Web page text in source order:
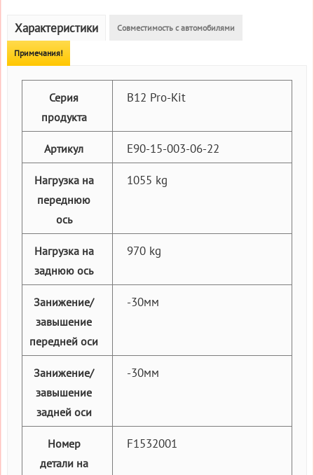
Характеристики Совместимость с автомобилями
Примечания!
Серия
продукта
B12 Pro-Kit
Артикул E90-15-003-06-22
Нагрузка на
переднюю
ось
1055 kg
Нагрузка на
заднюю ось
970 kg
Занижение/
завышение
передней оси
-30мм
Занижение/
завышение
задней оси
-30мм
Номер
детали на
F1532001